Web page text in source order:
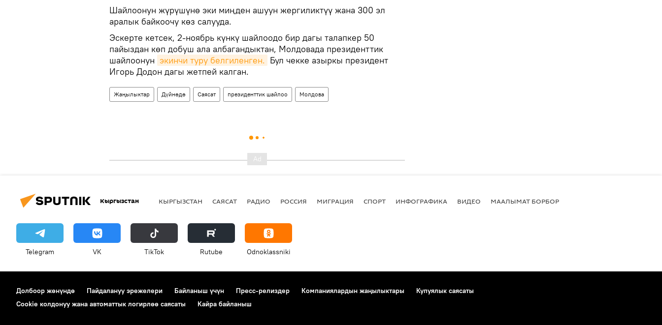
Шайлоонун жүрүшүнө эки миңден ашуун жергиликтүү жана 300 эл
аралык байкоочу көз салууда.
Эскерте кетсек, 2-ноябрь күнкү шайлоодо бир дагы талапкер 50
пайыздан көп добуш ала албагандыктан, Молдовада президенттик
шайлоонун экинчи туру белгиленген. Бул чекке азыркы президент
Игорь Додон дагы жетпей калган.
Жаңылыктар Дүйнөдө Саясат президенттик шайлоо Молдова
Кыргызстан КЫРГЫЗСТАН САЯСАТ РАДИО РОССИЯ МИГРАЦИЯ СПОРТ ИНФОГРАФИКА ВИДЕО МААЛЫМАТ БОРБОР
Telegram VK ТikТоk Rutube Odnoklassniki
Долбоор жөнүндө Пайдалануу эрежелери Байланыш үчүн Пресс-релиздер Компаниялардын жаңылыктары
Купуялык саясаты
Cookie колдонуу жана автоматтык логирлөө саясаты
Кайра байланыш